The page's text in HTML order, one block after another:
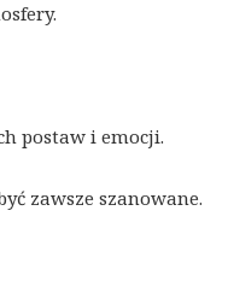
postaw i emocji.
zawsze szanowane.